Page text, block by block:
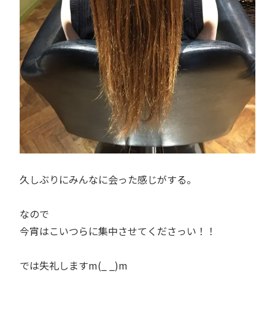
久しぶりにみんなに会った感じがする。
なので
今宵はこいつらに集中させてくださっい！！
では失礼しますm(_ _)m